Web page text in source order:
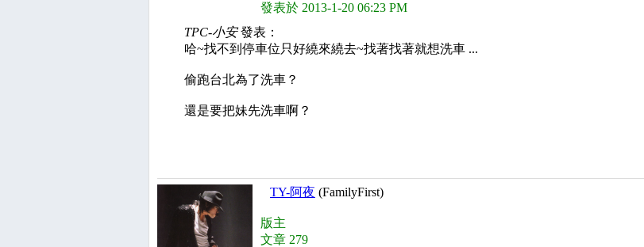
發表於 2013-1-20 06:23 PM
TPC-小安發表：
哈~找不到停車位只好繞來繞去~找著找著就想洗車 ...
偷跑台北為了洗車？
還是要把妹先洗車啊？
TY-阿夜 (FamilyFirst)
版主
文章 279